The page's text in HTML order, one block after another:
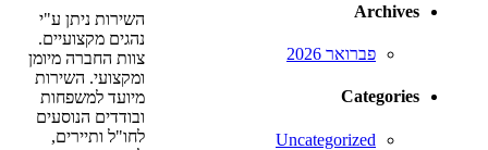
Archives
פברואר 2026
Categories
Uncategorized
השירות ניתן ע"י
נהגים מקצועיים.
צוות החברה מיומן
ומקצועי. השירות
מיועד למשפחות
ובודדים הנוסעים
לחו"ל ותיירים,